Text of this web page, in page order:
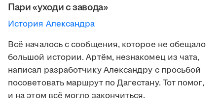
Пари «уходи с завода»
История Александра
Всё началось с сообщения, которое не обещало
большой истории. Артём, незнакомец из чата,
написал разработчику Александру с просьбой
посоветовать маршрут по Дагестану. Тот помог,
и на этом всё могло закончиться.